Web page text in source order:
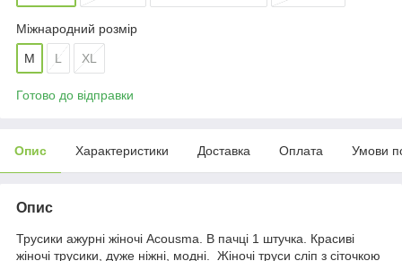
Міжнародний розмір
M L XL
Готово до відправки
Опис Характеристики Доставка Оплата Умови
Опис
Трусики ажурні жіночі Acousma. В пачці 1 штучка. Красиві
жіночі трусики, дуже ніжні, модні. Жіночі труси сліп з сіточкою